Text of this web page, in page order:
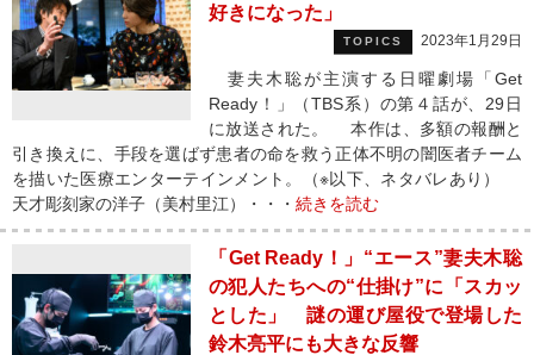
好きになった」
TOPICS 2023年1月29日
妻夫木聡が主演する日曜劇場「Get
Ready！」（TBS系）の第４話が、29日
に放送された。 本作は、多額の報酬と
引き換えに、手段を選ばず患者の命を救う正体不明の闇医者チーム
を描いた医療エンターテインメント。（※以下、ネタバレあり）
天才彫刻家の洋子（美村里江）・・・ 続きを読む
「Get Ready！」“エース”妻夫木聡
の犯人たちへの“仕掛け”に「スカッ
とした」 謎の運び屋役で登場した
鈴木亮平にも大きな反響